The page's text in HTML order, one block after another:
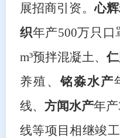
展招商引资。心
织年产500万只口
m³预拌混凝土、
养殖、铭淼水产
线、 方闻水产年产
线等项目相继竣工